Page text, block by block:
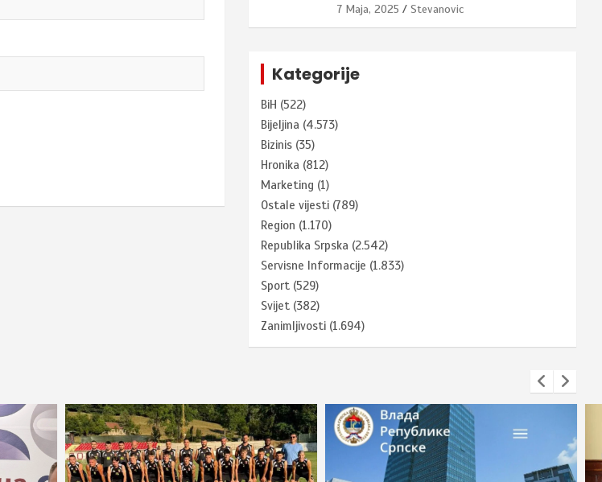
7 Maja, 2025 Stevanovic
Kategorije
BiH (522)
Bijeljina (4.573)
Bizinis (35)
Hronika (812)
Marketing (1)
Ostale vijesti (789)
Region (1.170)
Republika Srpska (2.542)
Servisne Informacije (1.833)
Sport (529)
Svijet (382)
Zanimljivosti (1.694)